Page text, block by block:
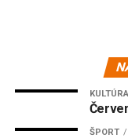
KULTÚRA
ŠPORT